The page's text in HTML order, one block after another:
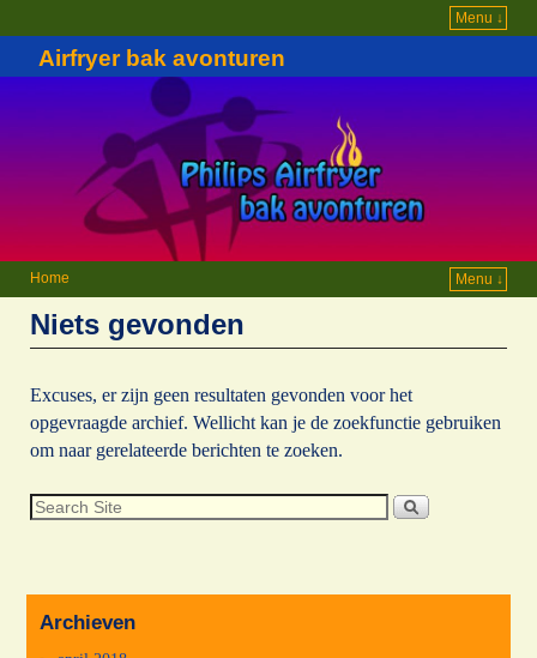
Menu ↓
Airfryer bak avonturen
Home Menu ↓
Niets gevonden
Excuses, er zijn geen resultaten gevonden voor het
opgevraagde archief. Wellicht kan je de zoekfunctie gebruiken
om naar gerelateerde berichten te zoeken.
Archieven